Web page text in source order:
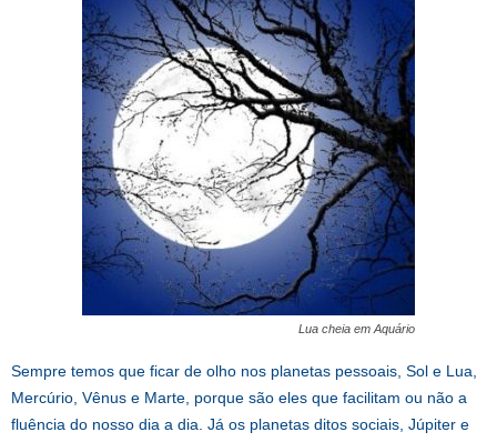
Lua cheia em Aquário
Sempre temos que ficar de olho nos planetas pessoais, Sol e Lua,
Mercúrio, Vênus e Marte, porque são eles que facilitam ou não a
fluência do nosso dia a dia. Já os planetas ditos sociais, Júpiter e